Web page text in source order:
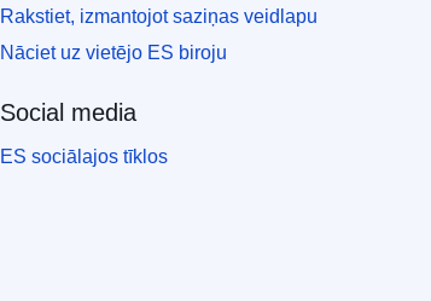
Rakstiet, izmantojot saziņas veidlapu
Nāciet uz vietējo ES biroju
Social media
ES sociālajos tīklos